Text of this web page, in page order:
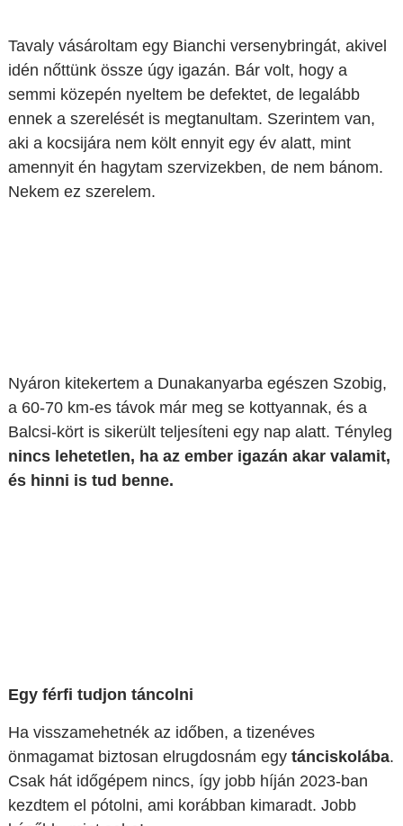
Tavaly vásároltam egy Bianchi versenybringát, akivel
idén nőttünk össze úgy igazán. Bár volt, hogy a
semmi közepén nyeltem be defektet, de legalább
ennek a szerelését is megtanultam. Szerintem van,
aki a kocsijára nem költ ennyit egy év alatt, mint
amennyit én hagytam szervizekben, de nem bánom.
Nekem ez szerelem.
Nyáron kitekertem a Dunakanyarba egészen Szobig,
a 60-70 km-es távok már meg se kottyannak, és a
Balcsi-kört is sikerült teljesíteni egy nap alatt. Tényleg
nincs lehetetlen, ha az ember igazán akar valamit,
és hinni is tud benne.
Egy férfi tudjon táncolni
Ha visszamehetnék az időben, a tizenéves
önmagamat biztosan elrugdosnám egy tánciskolába.
Csak hát időgépem nincs, így jobb híján 2023-ban
kezdtem el pótolni, ami korábban kimaradt. Jobb